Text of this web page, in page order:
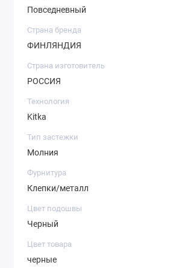
Повседневный
Страна бренда
ФИНЛЯНДИЯ
Страна изготовитель
РОССИЯ
Технология
Kitka
Тип застежки
Молния
Фурнитура
Клепки/металл
Цвет подошвы
Черный
Цвет товара
черные